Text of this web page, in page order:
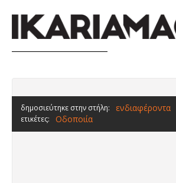
δημοσιεύτηκε στην στήλη: ενδιαφέροντα
ετικέτες: Οδοποιία